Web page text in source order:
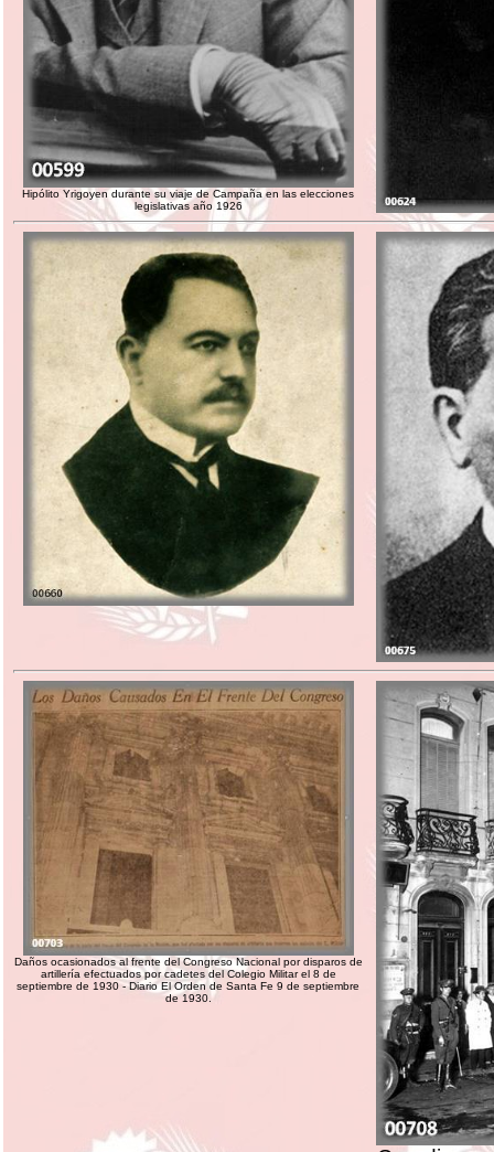
Hipólito Yrigoyen durante su viaje de Campaña en las elecciones
legislativas año 1926
Daños ocasionados al frente del Congreso Nacional por disparos de
artillería efectuados por cadetes del Colegio Militar el 8 de
septiembre de 1930 - Diario El Orden de Santa Fe 9 de septiembre
de 1930.